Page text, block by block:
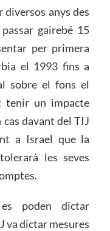
anys des
gairebé 15
per primera
el 1993 fins a
sobre el fons el
tenir un impacte
cas davant del TIJ
a Israel que la
les seves
poden dictar
va dictar mesures